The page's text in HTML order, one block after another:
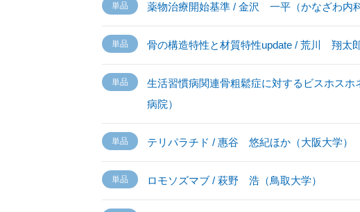
薬物治療開始基準 / 金沢 一平（かなざわ内
骨の構造特性と材質特性update / 荒川 翔太
生活習慣病関連骨粗鬆症に対するビスホス
病院）
テリパラチド / 惠谷 悠紀ほか（大阪大学）
ロモソズマブ / 萩野 浩（鳥取大学）